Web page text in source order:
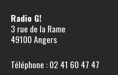
Radio G!
3 rue de la Rame
49100 Angers
Téléphone : 02 41 60 47 47